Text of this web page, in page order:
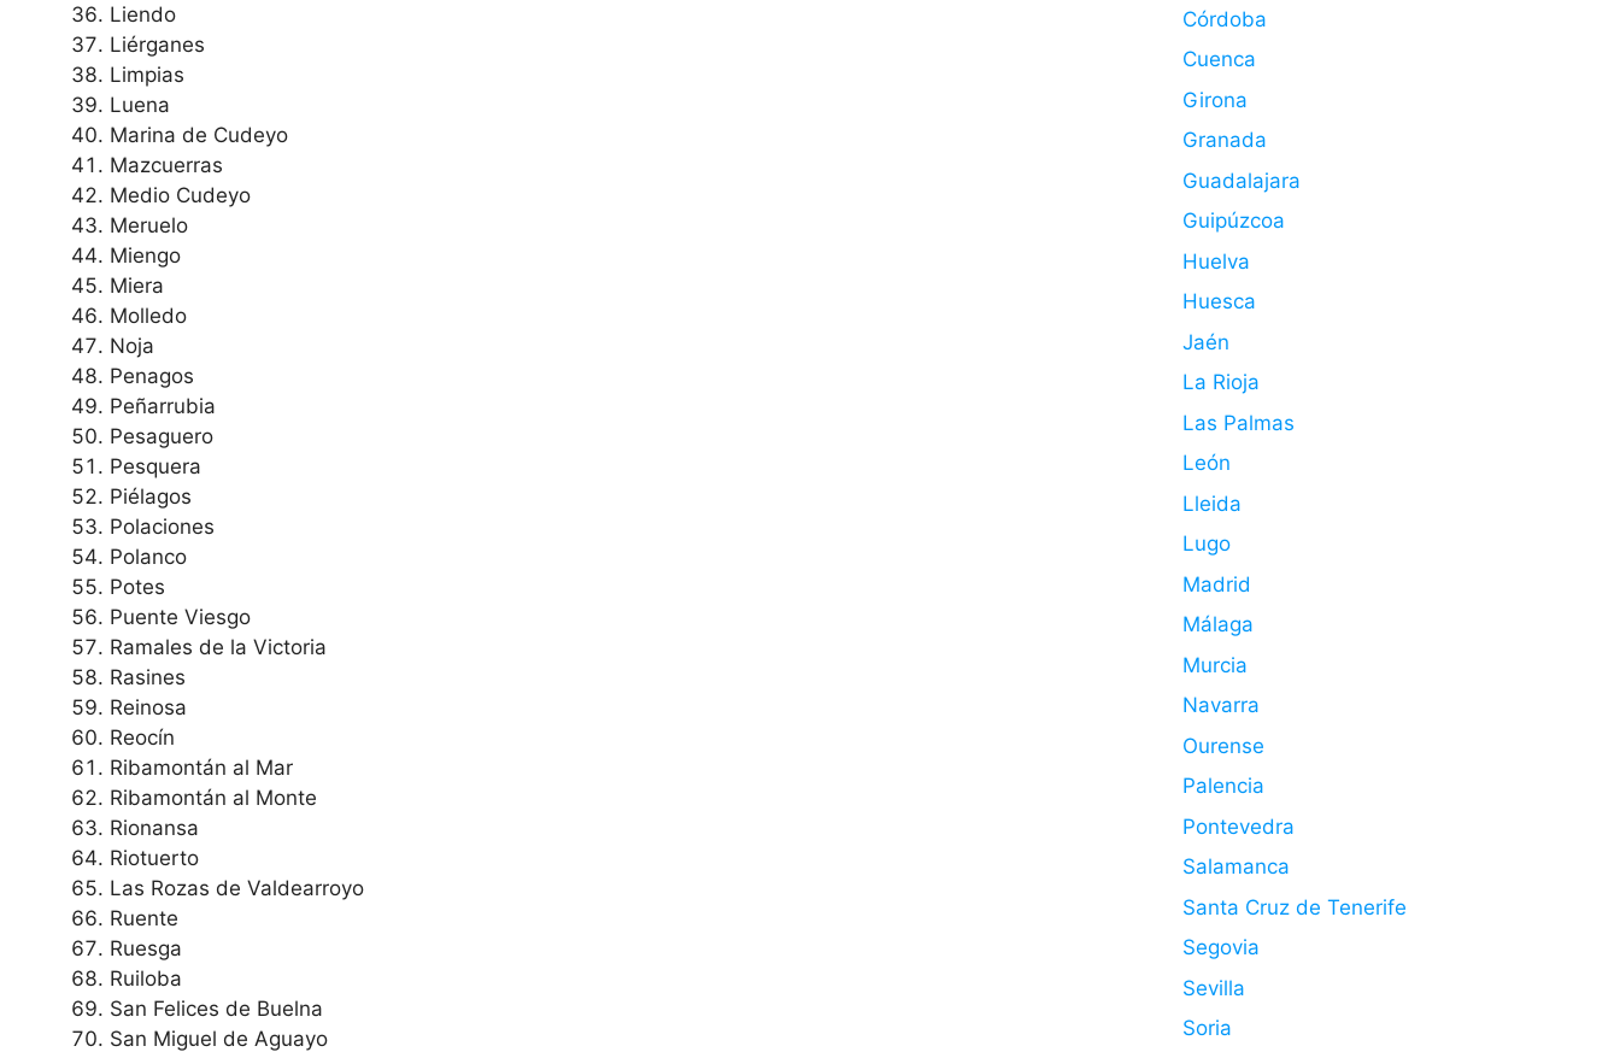
Liendo
Liérganes
Limpias
Luena
Marina de Cudeyo
Mazcuerras
Medio Cudeyo
Meruelo
Miengo
Miera
Molledo
Noja
Penagos
Peñarrubia
Pesaguero
Pesquera
Piélagos
Polaciones
Polanco
Potes
Puente Viesgo
Ramales de la Victoria
Rasines
Reinosa
Reocín
Ribamontán al Mar
Ribamontán al Monte
Rionansa
Riotuerto
Las Rozas de Valdearroyo
Ruente
Ruesga
Ruiloba
San Felices de Buelna
San Miguel de Aguayo
Córdoba
Cuenca
Girona
Granada
Guadalajara
Guipúzcoa
Huelva
Huesca
Jaén
La Rioja
Las Palmas
León
Lleida
Lugo
Madrid
Málaga
Murcia
Navarra
Ourense
Palencia
Pontevedra
Salamanca
Santa Cruz de Tenerife
Segovia
Sevilla
Soria